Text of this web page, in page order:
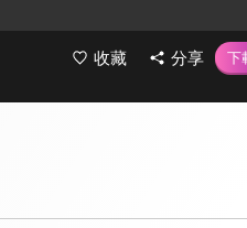
收藏 分享